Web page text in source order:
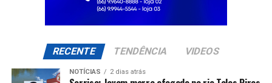
RECENTE TENDÊNCIA VIDEOS
NOTÍCIAS 2 dias atrás